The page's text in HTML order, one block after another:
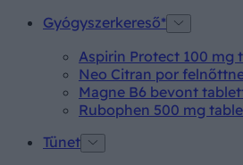
Gyógyszerkereső*
Aspirin Protect 100 mg
Neo Citran por
Magne B6 bevont
Rubophen 500 mg
Tünet